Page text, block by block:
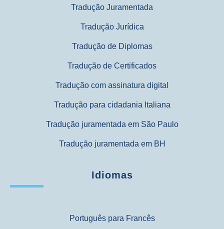
Tradução Juramentada
Tradução Jurídica
Tradução de Diplomas
Tradução de Certificados
Tradução com assinatura digital
Tradução para cidadania Italiana
Tradução juramentada em São Paulo
Tradução juramentada em BH
Idiomas
Português para Francês